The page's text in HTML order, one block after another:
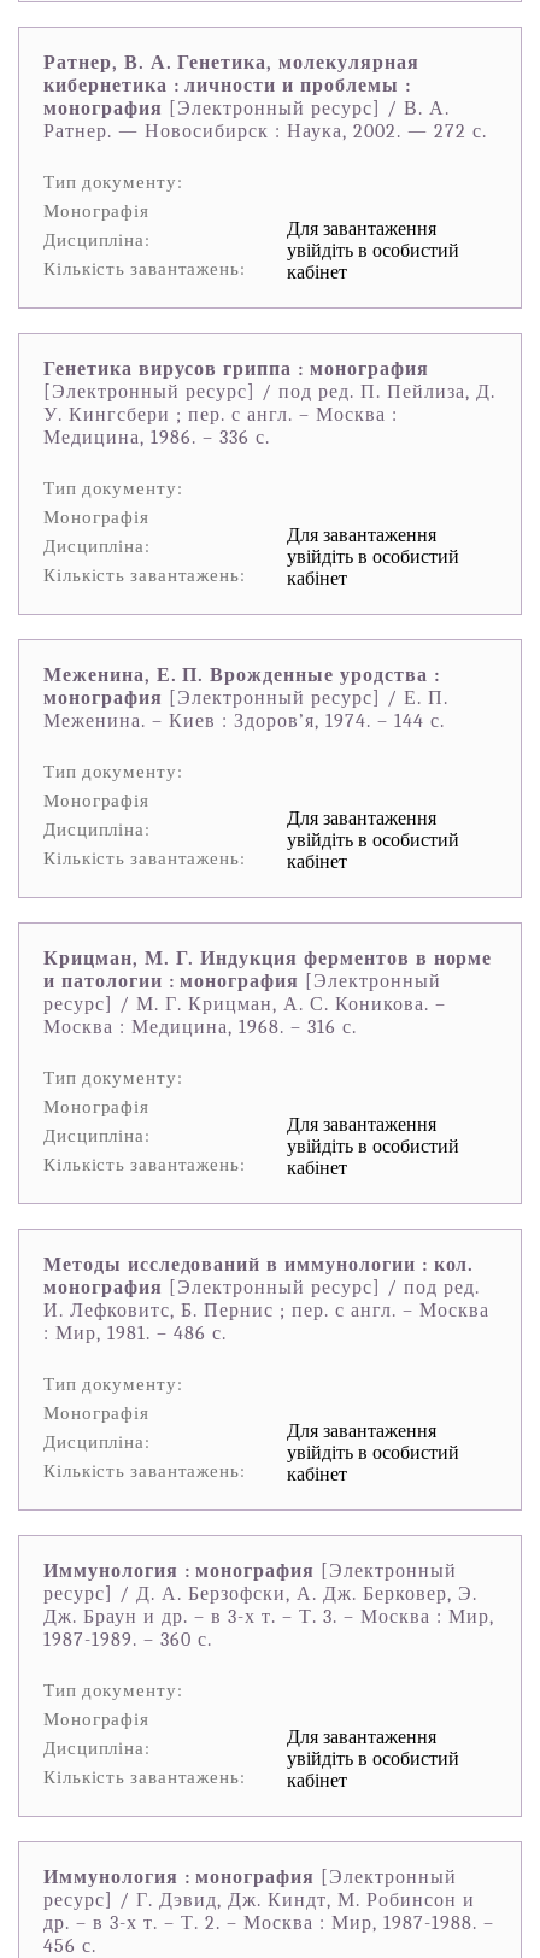
Ратнер, В. А. Генетика, молекулярная
кибернетика : личности и проблемы :
монография [Электронный ресурс] / В. А.
Ратнер. — Новосибирск : Наука, 2002. — 272 с.
Тип документу:
Монографія
Дисципліна:
Кількість завантажень:
Для завантаження
увійдіть в особистий
кабінет
Генетика вирусов гриппа : монография
[Электронный ресурс] / под ред. П. Пейлиза, Д.
У. Кингсбери ; пер. с англ. – Москва :
Медицина, 1986. – 336 с.
Тип документу:
Монографія
Дисципліна:
Кількість завантажень:
Для завантаження
увійдіть в особистий
кабінет
Меженина, Е. П. Врожденные уродства :
монография [Электронный ресурс] / Е. П.
Меженина. – Киев : Здоров’я, 1974. – 144 с.
Тип документу:
Монографія
Дисципліна:
Кількість завантажень:
Для завантаження
увійдіть в особистий
кабінет
Крицман, М. Г. Индукция ферментов в норме
и патологии : монография [Электронный
ресурс] / М. Г. Крицман, А. С. Коникова. –
Москва : Медицина, 1968. – 316 с.
Тип документу:
Монографія
Дисципліна:
Кількість завантажень:
Для завантаження
увійдіть в особистий
кабінет
Методы исследований в иммунологии : кол.
монография [Электронный ресурс] / под ред.
И. Лефковитс, Б. Пернис ; пер. с англ. – Москва
: Мир, 1981. – 486 с.
Тип документу:
Монографія
Дисципліна:
Кількість завантажень:
Для завантаження
увійдіть в особистий
кабінет
Иммунология : монография [Электронный
ресурс] / Д. А. Берзофски, А. Дж. Берковер, Э.
Дж. Браун и др. – в 3-х т. – Т. 3. – Москва : Мир,
1987-1989. – 360 с.
Тип документу:
Монографія
Дисципліна:
Кількість завантажень:
Для завантаження
увійдіть в особистий
кабінет
Иммунология : монография [Электронный
ресурс] / Г. Дэвид, Дж. Киндт, М. Робинсон и
др. – в 3-х т. – Т. 2. – Москва : Мир, 1987-1988. –
456 с.